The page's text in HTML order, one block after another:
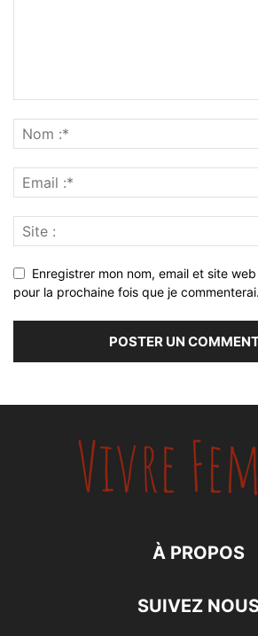
Enregistrer mon nom, email et site
pour la prochaine fois que je commenterai.
À PROPOS
SUIVEZ